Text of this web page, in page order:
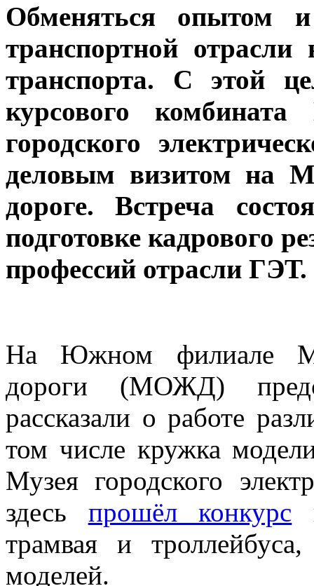
Обменяться опытом
транспортной
транспорта. С этой
курсового
городского
деловым визитом на
дороге. Встреча
подготовке кадрового
профессий отрасли ГЭТ.
На Южном филиале
дороги (МОЖД)
рассказали о работе
том числе кружка
Музея городского
здесь прошёл конкурс
трамвая и
моделей.